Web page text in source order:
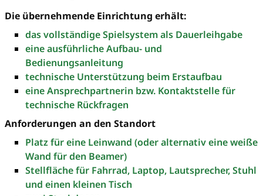
Die übernehmende Einrichtung erhält:
das vollständige Spielsystem als Dauerleihgabe
eine ausführliche Aufbau- und
Bedienungsanleitung
technische Unterstützung beim Erstaufbau
eine Ansprechpartnerin bzw. Kontaktstelle für
technische Rückfragen
Anforderungen an den Standort
Platz für eine Leinwand (oder alternativ eine weiße
Wand für den Beamer)
Stellfläche für Fahrrad, Laptop, Lautsprecher, Stuhl
und einen kleinen Tisch